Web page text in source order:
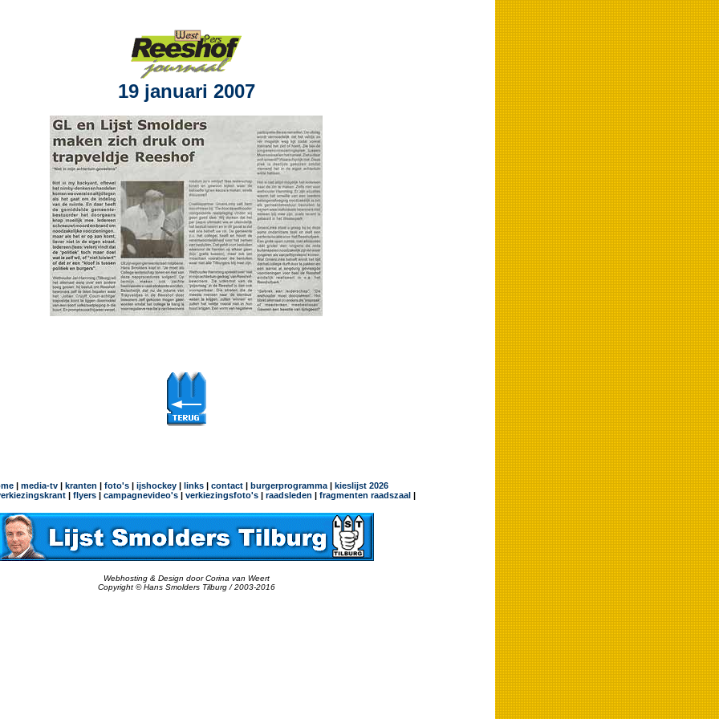
19 januari 2007
| media-tv| kranten | foto's| ijshockey| links| contact|burgerprogramma| kieslijst 2026
| flyers | campagnevideo's | verkiezingsfoto's | raadsleden | fragmenten raadszaal |
Webhosting & Design door Corina van Weert
Copyright © Hans Smolders Tilburg / 2003-2016